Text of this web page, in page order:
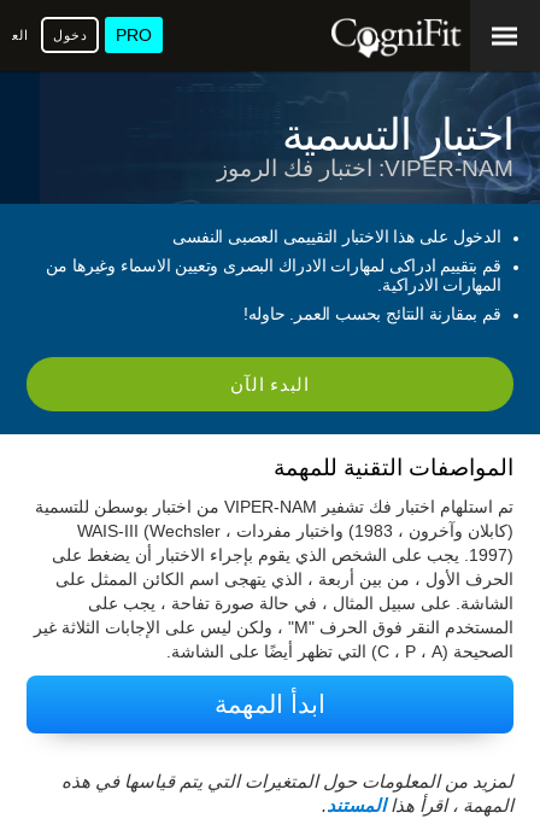
PRO دخول
اختبار التسمية
VIPER-NAM: اختبار فك الرموز
الدخول على هذا الاختبار التقييمى العصبى النفسى
قم بتقييم ادراكى لمهارات الادراك البصرى وتعيين الاسماء وغيرها من
المهارات الادراكية.
قم بمقارنة النتائج بحسب العمر. حاوله!
البدء الآن
المواصفات التقنية للمهمة
تم استلهام اختبار فك تشفير VIPER-NAM من اختبار بوسطن للتسمية
(كابلان وآخرون ، 1983) واختبار مفردات WAIS-III (Wechsler ،
1997). يجب على الشخص الذي يقوم بإجراء الاختبار أن يضغط على
الحرف الأول ، من بين أربعة ، الذي يتهجى اسم الكائن الممثل على
الشاشة. على سبيل المثال ، في حالة صورة تفاحة ، يجب على
المستخدم النقر فوق الحرف "M" ، ولكن ليس على الإجابات الثلاثة غير
الصحيحة (C ، P ، A) التي تظهر أيضًا على الشاشة.
ابدأ المهمة
لمزيد من المعلومات حول المتغيرات التي يتم قياسها في هذه
المهمة ، اقرأ هذاالمستند.